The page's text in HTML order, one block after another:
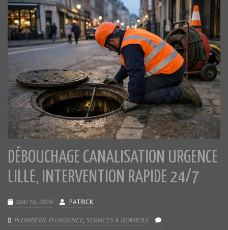
DÉBOUCHAGE CANALISATION URGENCE
LILLE, INTERVENTION RAPIDE 24/7
MAI 16, 2026 PATRICK
PLOMBERIE D'URGENCE, SERVICES À DOMICILE